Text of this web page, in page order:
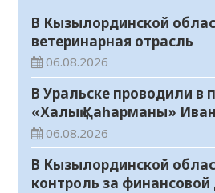
В Кызылординской
ветеринарная отрасль
06.08.2026
В Уральске проводили в
«Халық Қаһарманы»
Гапича
06.08.2026
В Кызылординской
контроль за